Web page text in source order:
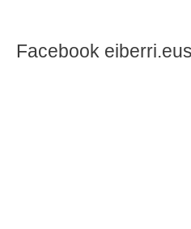
Facebook eiberri.eus